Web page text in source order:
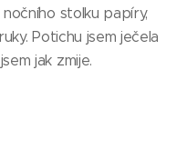
stolku papíry,
Potichu jsem ječela
jak zmije.